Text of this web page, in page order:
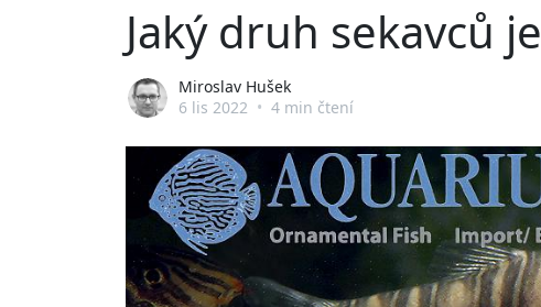
Jaký druh sekavců
Miroslav Hušek
6 lis 2022 • 4 min čtení